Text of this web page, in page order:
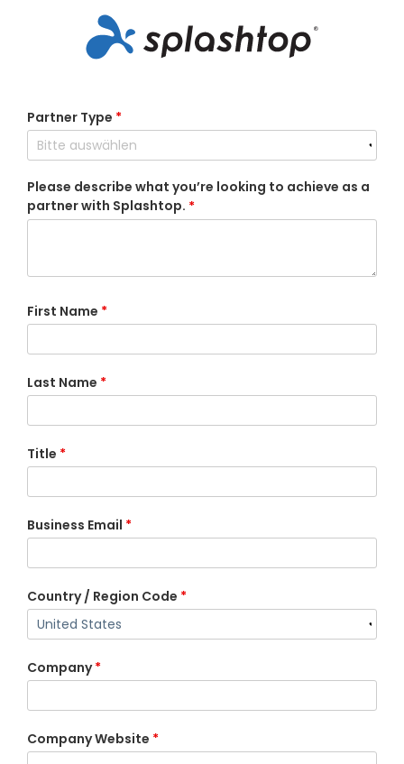
Partner Type *
Please describe what you’re looking to achieve as a
partner with Splashtop. *
First Name *
Last Name *
Title *
Business Email *
Country / Region Code *
Company *
Company Website *